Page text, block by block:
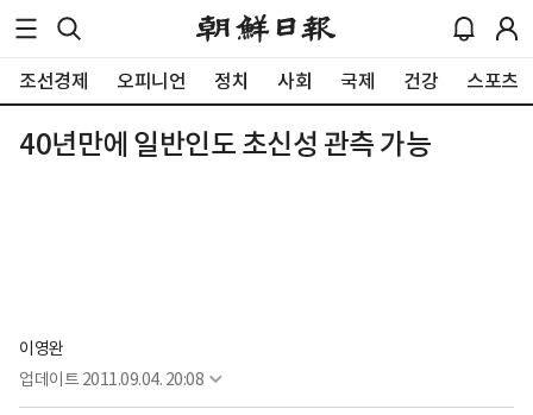
조선경제 오피니언 정치 사회 국제 건강 스포츠
40년만에 일반인도 초신성 관측 가능
이영완
업데이트 2011.09.04. 20:08